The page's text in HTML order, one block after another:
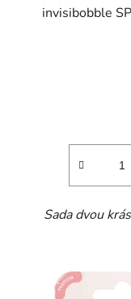
invisibobble
Sada dvou